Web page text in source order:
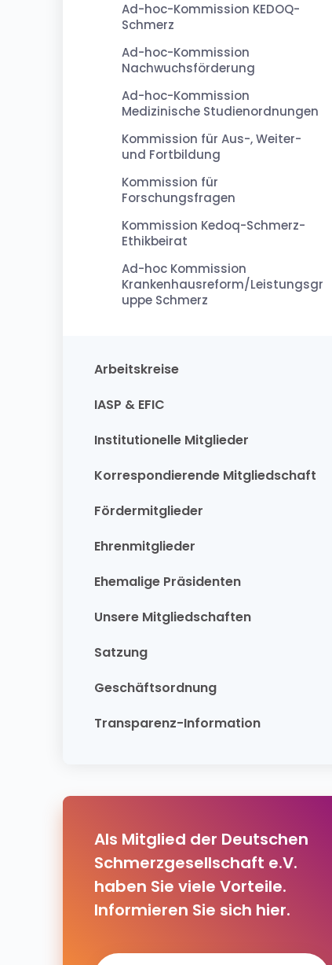
Ad-hoc-Kommission KEDOQ-
Schmerz
Ad-hoc-Kommission
Nachwuchsförderung
Ad-hoc-Kommission
Medizinische Studienordnungen
Kommission für Aus-, Weiter-
und Fortbildung
Kommission für
Forschungsfragen
Kommission Kedoq-Schmerz-
Ethikbeirat
Ad-hoc Kommission
Krankenhausreform/Leistungsgr
uppe Schmerz
Arbeitskreise
IASP & EFIC
Institutionelle Mitglieder
Korrespondierende Mitgliedschaft
Fördermitglieder
Ehrenmitglieder
Ehemalige Präsidenten
Unsere Mitgliedschaften
Satzung
Geschäftsordnung
Transparenz-Information
Als Mitglied der Deutschen
Schmerzgesellschaft e.V.
haben Sie viele Vorteile.
Informieren Sie sich hier.